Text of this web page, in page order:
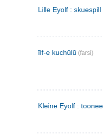
Lille Eyolf :
īlf-e kuchūlū (farsi)
Kleine Eyolf :